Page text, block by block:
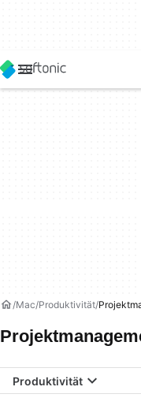
Mac Produktivität
Produktivität